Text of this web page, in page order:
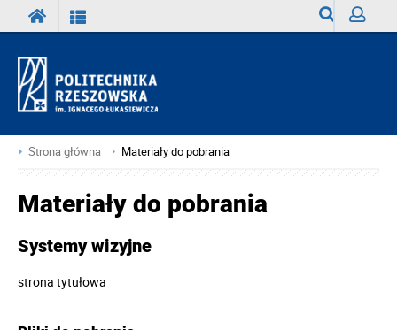
Strona główna Materiały do pobrania
Materiały do pobrania
Systemy wizyjne
strona tytułowa